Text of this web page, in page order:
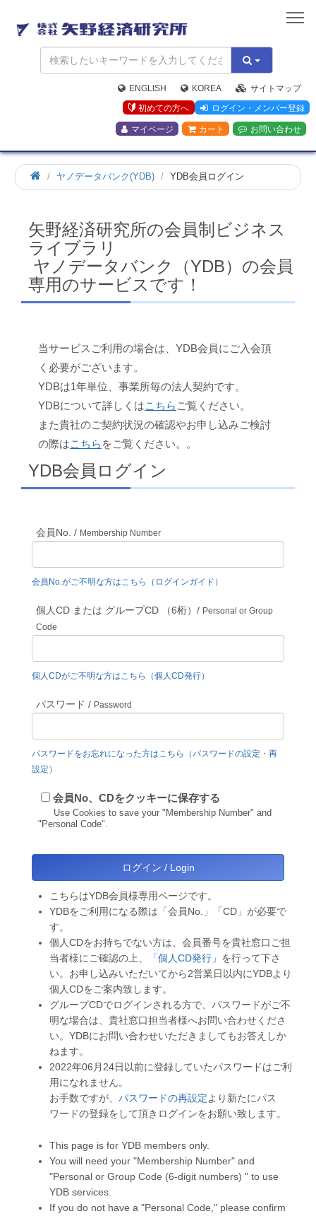
矢
野
経
済
研
究
所
ENGLISH KOREA
サイトマップ
初めての方へ
ログイン・メンバー登録
マイページ カート お問い合わせ
ホ
ー
ヤノデータバンク(YDB) YDB会員ログイン
矢野経済研究所の会員制ビジネス
ライブラリ
ヤノデータバンク（YDB）の会員
専用のサービスです！
当サービスご利用の場合は、YDB会員にご入会頂
く必要がございます。
YDBは1年単位、事業所毎の法人契約です。
YDBについて詳しくはこちら ご覧ください。
また貴社のご契約状況の確認やお申し込みご検討
の際はこちら をご覧ください。。
YDB会員ログイン
会員No. / Membership Number
会員No.がご不明な方はこちら（ログインガイド）
個人CD または グループCD （6桁）/ Personal or Group
Code
個人CDがご不明な方はこちら（個人CD発行）
パスワード / Password
パスワードをお忘れになった方はこちら（パスワードの設定・再
設定）
会員No、CDをクッキーに保存する
Use Cookies to save your "Membership Number" and
"Personal Code".
こちらはYDB会員様専用ページです。
YDBをご利用になる際は「会員No.」「CD」が必要で
す。
個人CDをお持ちでない方は、会員番号を貴社窓口ご担
当者様にご確認の上、
「個人CD発行」 を行って下さ
い。お申し込みいただいてから2営業日以内にYDBより
個人CDをご案内致します。
グループCDでログインされる方で、パスワードがご不
明な場合は、貴社窓口担当者様へお問い合わせくださ
い。YDBにお問い合わせいただきましてもお答えしか
ねます。
2022年06月24日以前に登録していたパスワードはご利
用になれません。
お手数ですが、 パスワードの再設定より新たにパス
ワードの登録をして頂きログインをお願い致します。
This page is for YDB members only.
You will need your "Membership Number" and
"Personal or Group Code (6-digit numbers) " to use
YDB services.
If you do not have a "Personal Code," please confirm